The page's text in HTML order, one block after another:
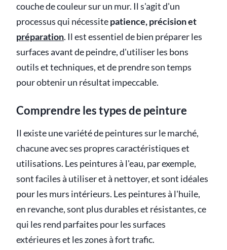
couche de couleur sur un mur. Il s'agit d'un
processus qui nécessitepatience, précision et
préparation. Il est essentiel de bien préparer les
surfaces avant de peindre, d'utiliser les bons
outils et techniques, et de prendre son temps
pour obtenir un résultat impeccable.
Comprendre les types de peinture
Il existe une variété de peintures sur le marché,
chacune avec ses propres caractéristiques et
utilisations. Les peintures à l'eau, par exemple,
sont faciles à utiliser et à nettoyer, et sont idéales
pour les murs intérieurs. Les peintures à l'huile,
en revanche, sont plus durables et résistantes, ce
qui les rend parfaites pour les surfaces
extérieures et les zones à fort trafic.